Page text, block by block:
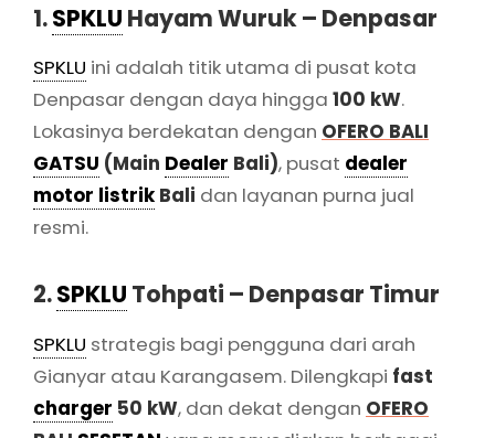
1.SPKLU Hayam Wuruk – Denpasar
SPKLU ini adalah titik utama di pusat kota
Denpasar dengan daya hingga 100 kW.
Lokasinya berdekatan dengan OFERO BALI
GATSU (Main Dealer Bali), pusat dealer
motor listrik Bali dan layanan purna jual
resmi.
2.SPKLU Tohpati – Denpasar Timur
SPKLU strategis bagi pengguna dari arah
Gianyar atau Karangasem. Dilengkapi fast
charger 50 kW, dan dekat dengan OFERO